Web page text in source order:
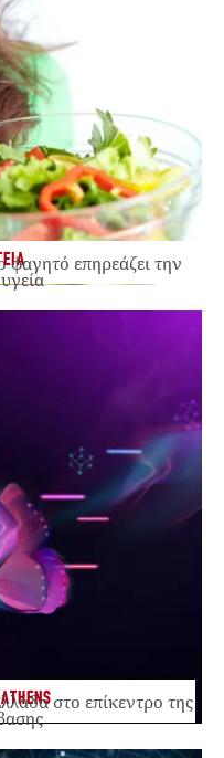
φαγητό επηρεάζει την
στο επίκεντρο της